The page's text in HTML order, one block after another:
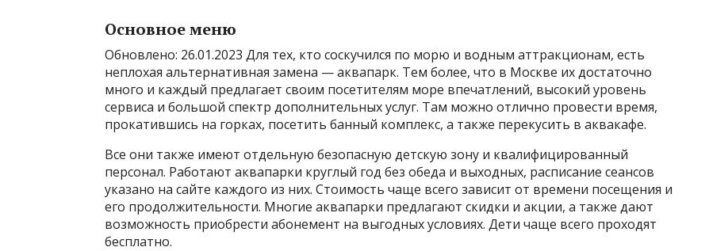
Основное меню
Обновлено: 26.01.2023 Для тех, кто соскучился по морю и водным аттракционам, есть
неплохая альтернативная замена — аквапарк. Тем более, что в Москве их достаточно
много и каждый предлагает своим посетителям море впечатлений, высокий уровень
сервиса и большой спектр дополнительных услуг. Там можно отлично провести время,
прокатившись на горках, посетить банный комплекс, а также перекусить в аквакафе.
Все они также имеют отдельную безопасную детскую зону и квалифицированный
персонал. Работают аквапарки круглый год без обеда и выходных, расписание сеансов
указано на сайте каждого из них. Стоимость чаще всего зависит от времени посещения и
его продолжительности. Многие аквапарки предлагают скидки и акции, а также дают
возможность приобрести абонемент на выгодных условиях. Дети чаще всего проходят
бесплатно.